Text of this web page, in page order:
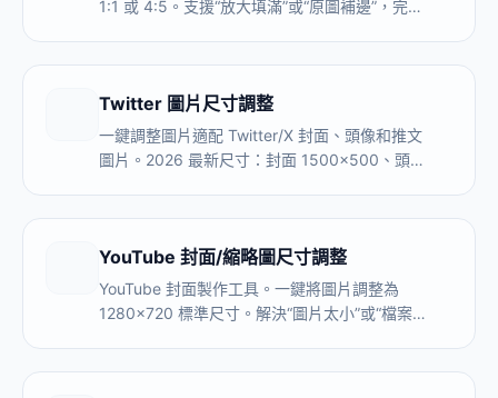
1:1 或 4:5。支援“放大填滿”或“原圖補邊”，完美
Twitter 圖片尺寸調整
一鍵調整圖片適配 Twitter/X 封面、頭像和推文
圖片。2026 最新尺寸：封面 1500×500、頭像
YouTube 封面/縮略圖尺寸調整
YouTube 封面製作工具。一鍵將圖片調整為
1280x720 標準尺寸。解決“圖片太小”或“檔案過